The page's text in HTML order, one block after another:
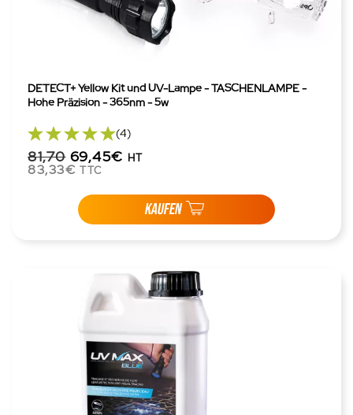
DETECT+ Yellow Kit und UV-Lampe - TASCHENLAMPE -
Hohe Präzision - 365nm - 5w
(4)
81,70 69,45€ HT
83,33€ TTC
KAUFEN